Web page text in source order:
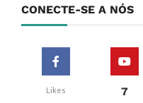
CONECTE-SE A NÓS
Likes 7